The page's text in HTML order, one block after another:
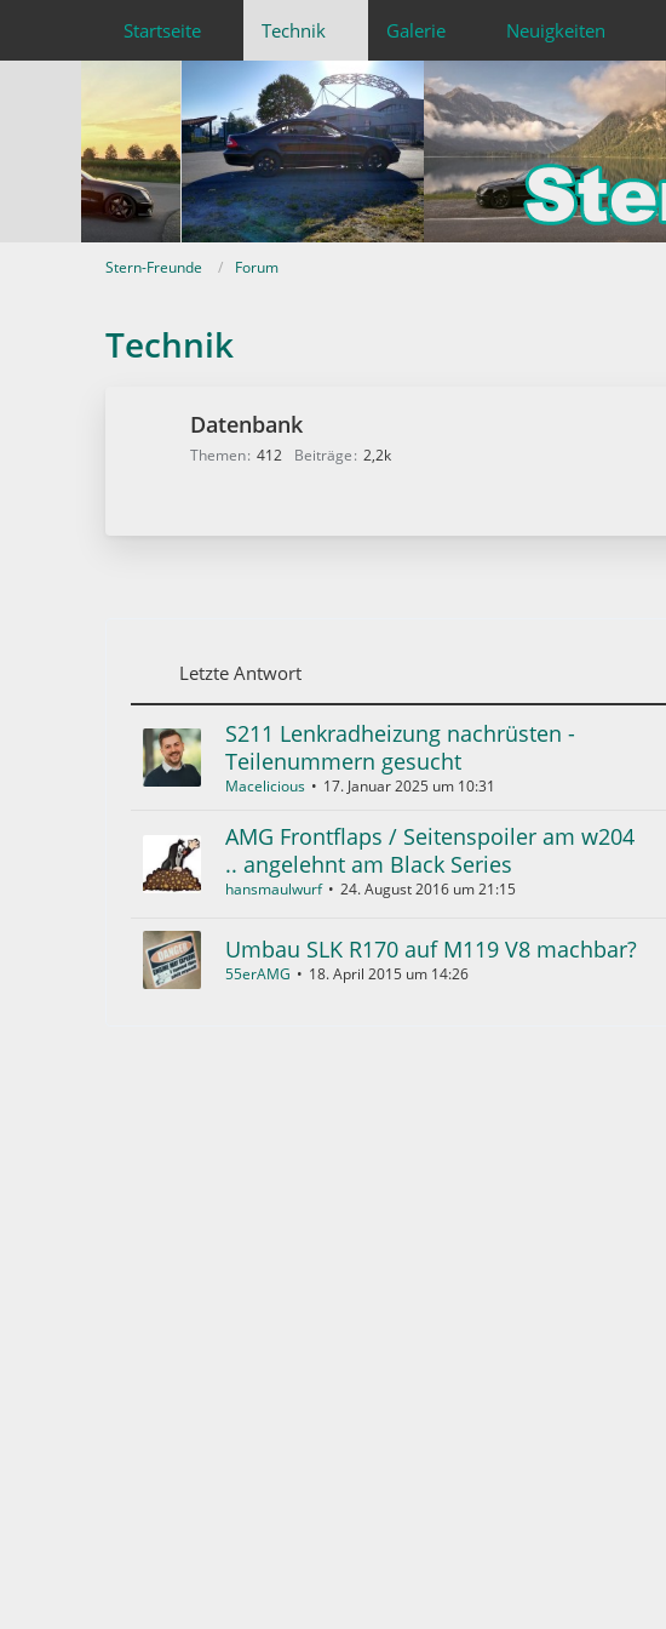
Startseite Technik Galerie Neuigkeiten
Stern-Freunde Forum
Technik
Datenbank
Themen 412 Beiträge 2,2k
Letzte Antwort
S211 Lenkradheizung nachrüsten -
Teilenummern gesucht
Macelicious 17. Januar 2025 um 10:31
AMG Frontflaps / Seitenspoiler am w204
.. angelehnt am Black Series
hansmaulwurf 24. August 2016 um 21:15
Umbau SLK R170 auf M119 V8 machbar?
55erAMG 18. April 2015 um 14:26